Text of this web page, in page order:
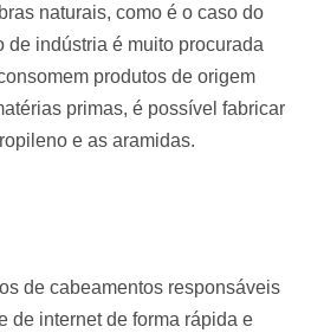
naturais, como é o caso do
de indústria é muito procurada
produtos de origem
primas, é possível fabricar
e as aramidas.
de cabeamentos responsáveis
de internet de forma rápida e